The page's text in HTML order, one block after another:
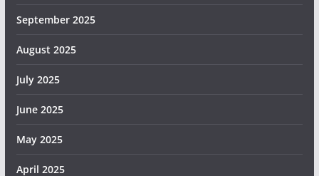
September 2025
August 2025
July 2025
June 2025
May 2025
April 2025